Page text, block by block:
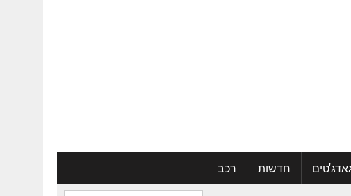
חדשות רכב